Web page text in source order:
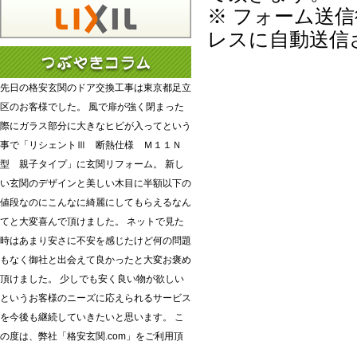
※ フォーム送
レスに自動送
先日の格安玄関のドア交換工事は東京都足立
区のお客様でした。 風で扉が強く閉まった
際にガラス部分に大きなヒビが入ってという
事で「リシェントⅢ 断熱仕様 Ｍ１１Ｎ
型 親子タイプ」に玄関リフォーム。 新し
い玄関のデザインと美しい木目に半額以下の
値段なのにこんなに綺麗にしてもらえるなん
てと大変喜んで頂けました。 ネットで見た
時はあまり安さに不安を感じたけど何の問題
もなく御社と出会えて良かったと大変お褒め
頂けました。 少しでも安く良い物が欲しい
というお客様のニーズに応えられるサービス
を今後も継続していきたいと思います。 こ
の度は、弊社「格安玄関.com」をご利用頂